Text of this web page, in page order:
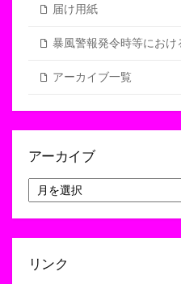
届け用紙
暴風警報発令時等にお
アーカイブ一覧
アーカイブ
ー
カ
リンク